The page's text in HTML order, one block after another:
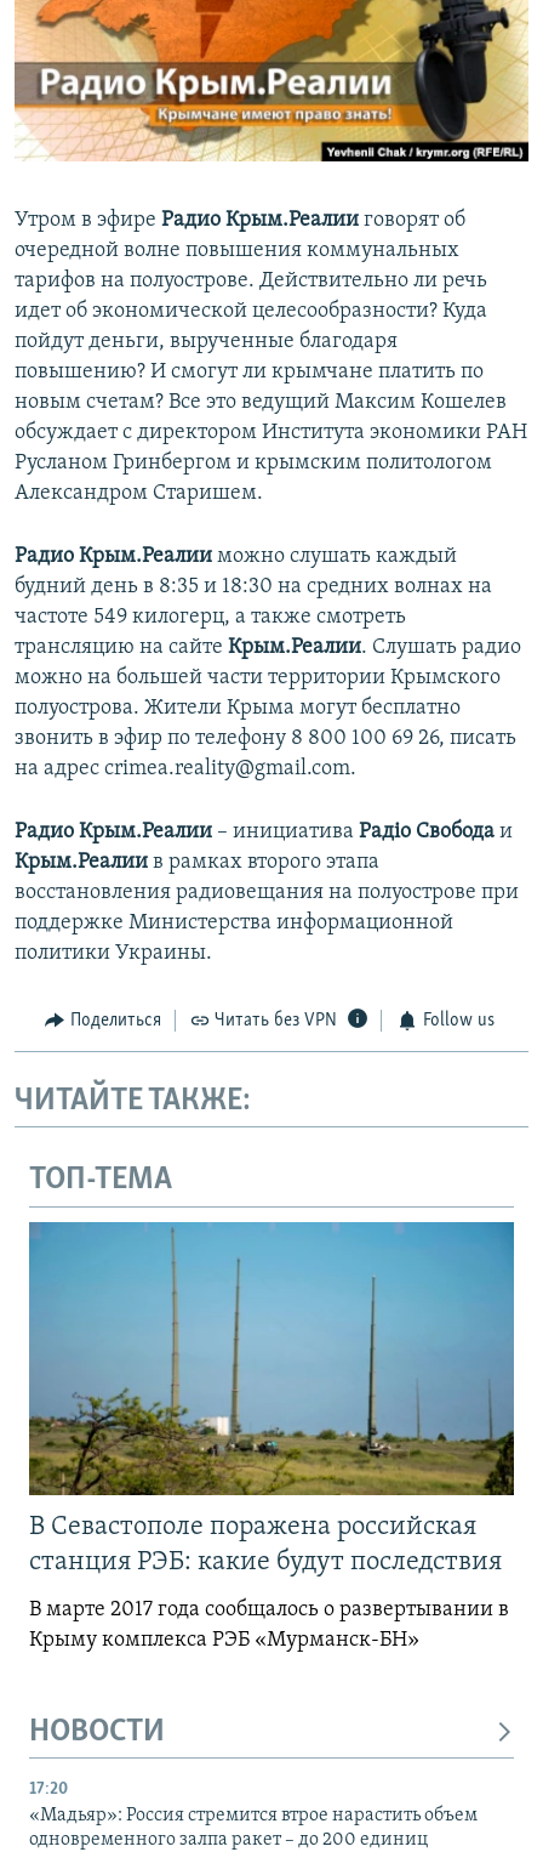
ПОБЕДИТЕЛЕЙ НЕ СУДЯТ?
КРЫМ.НЕПОКОРЕННЫЙ
ELIFBE
УКРАИНСКАЯ ПРОБЛЕМА КРЫМА
ПРИСОЕДИНЯЙТЕСЬ!
Утром в эфире Радио Крым.Реалии говорят об
очередной волне повышения коммунальных
тарифов на полуострове. Действительно ли речь
идет об экономической целесообразности? Куда
пойдут деньги, вырученные благодаря
повышению? И смогут ли крымчане платить по
новым счетам? Все это ведущий Максим Кошелев
обсуждает с директором Института экономики РАН
Русланом Гринбергом и крымским политологом
Александром Старишем.
Радио Крым.Реалии можно слушать каждый
будний день в 8:35 и 18:30 на средних волнах на
частоте 549 килогерц, а также смотреть
трансляцию на сайте Крым.Реалии. Слушать радио
можно на большей части территории Крымского
полуострова. Жители Крыма могут бесплатно
звонить в эфир по телефону 8 800 100 69 26, писать
на адрес crimea.reality@gmail.com.
Радио Крым.Реалии – инициатива Радіо Свобода и
Крым.Реалии в рамках второго этапа
восстановления радиовещания на полуострове при
поддержке Министерства информационной
политики Украины.
Поделиться Читать без VPN Follow us
ЧИТАЙТЕ ТАКЖЕ:
ТОП-ТЕМА
В Севастополе поражена российская
станция РЭБ: какие будут последствия
В марте 2017 года сообщалось о развертывании в
Крыму комплекса РЭБ «Мурманск-БН»
НОВОСТИ
17:20
«Мадьяр»: Россия стремится втрое нарастить объем
одновременного залпа ракет – до 200 единиц